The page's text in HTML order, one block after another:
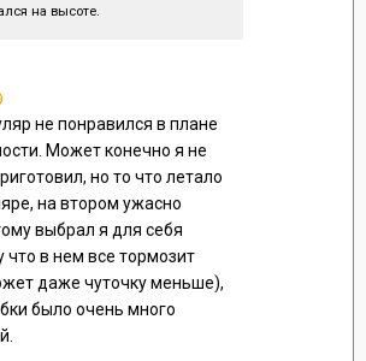
на высоте.
не понравился в плане
Может конечно я не
но то что летало
на втором ужасно
выбрал я для себя
что в нем все тормозит
даже чуточку меньше),
было очень много